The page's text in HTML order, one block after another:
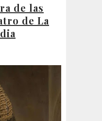
de las
de La